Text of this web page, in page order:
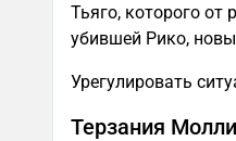
Тьяго, которого от
убившей Рико,
Урегулировать
Терзания Молли